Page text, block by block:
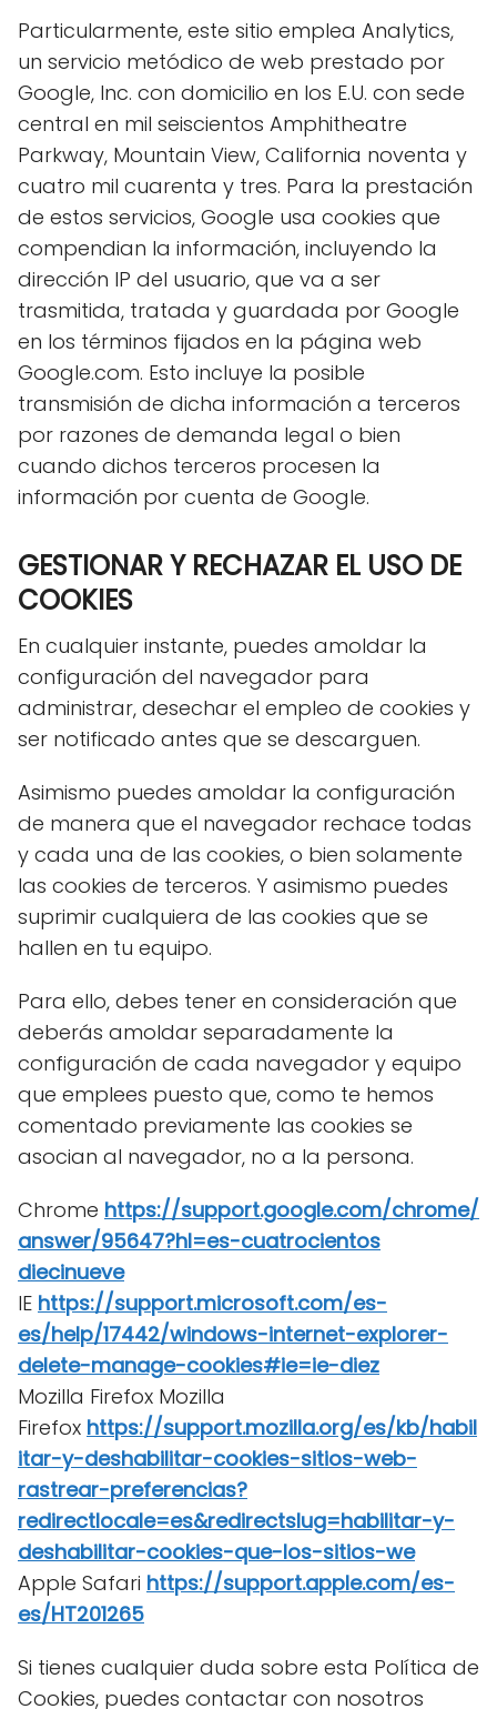
Particularmente, este sitio emplea Analytics,
un servicio metódico de web prestado por
Google, Inc. con domicilio en los E.U. con sede
central en mil seiscientos Amphitheatre
Parkway, Mountain View, California noventa y
cuatro mil cuarenta y tres. Para la prestación
de estos servicios, Google usa cookies que
compendian la información, incluyendo la
dirección IP del usuario, que va a ser
trasmitida, tratada y guardada por Google
en los términos fijados en la página web
Google.com. Esto incluye la posible
transmisión de dicha información a terceros
por razones de demanda legal o bien
cuando dichos terceros procesen la
información por cuenta de Google.
GESTIONAR Y RECHAZAR EL USO DE
COOKIES
En cualquier instante, puedes amoldar la
configuración del navegador para
administrar, desechar el empleo de cookies y
ser notificado antes que se descarguen.
Asimismo puedes amoldar la configuración
de manera que el navegador rechace todas
y cada una de las cookies, o bien solamente
las cookies de terceros. Y asimismo puedes
suprimir cualquiera de las cookies que se
hallen en tu equipo.
Para ello, debes tener en consideración que
deberás amoldar separadamente la
configuración de cada navegador y equipo
que emplees puesto que, como te hemos
comentado previamente las cookies se
asocian al navegador, no a la persona.
Chrome https://support.google.com/chrome/
answer/95647?hl=es-cuatrocientos
diecinueve
IE https://support.microsoft.com/es-
es/help/17442/windows-internet-explorer-
delete-manage-cookies#ie=ie-diez
Mozilla Firefox Mozilla
Firefox https://support.mozilla.org/es/kb/habil
itar-y-deshabilitar-cookies-sitios-web-
rastrear-preferencias?
redirectlocale=es&redirectslug=habilitar-y-
deshabilitar-cookies-que-los-sitios-we
Apple Safari https://support.apple.com/es-
es/HT201265
Si tienes cualquier duda sobre esta Política de
Cookies, puedes contactar con nosotros